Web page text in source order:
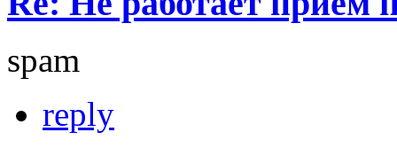
spam
reply